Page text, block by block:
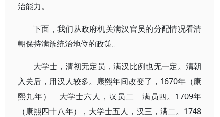
治能力。
下面，我们从政府机关满汉官员的分配情况看清
朝保持满族统治地位的政策。
大学士，清初无定员，满汉比例也无一定。清朝
入关后，用汉人较多。康熙年间改变了， 1670年（康
熙九年），大学士六人，汉员二，满员四。1709年
（康熙四十八年），大学士五人，汉三，满二。1748